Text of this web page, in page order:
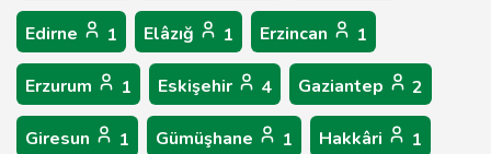
Edirne 1 Elâzığ 1 Erzincan 1
Erzurum 1 Eskişehir 4 Gaziantep 2
Giresun 1 Gümüşhane 1 Hakkâri 1